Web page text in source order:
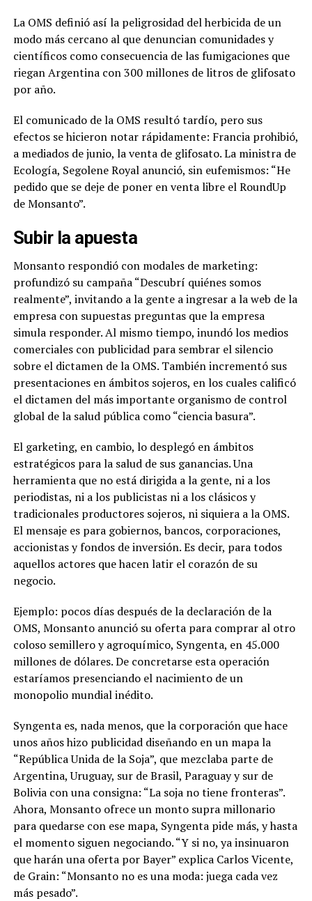
La OMS definió así la peligrosidad del herbicida de un
modo más cercano al que denuncian comunidades y
científicos como consecuencia de las fumigaciones que
riegan Argentina con 300 millones de litros de glifosato
por año.
El comunicado de la OMS resultó tardío, pero sus
efectos se hicieron notar rápidamente: Francia prohibió,
a mediados de junio, la venta de glifosato. La ministra de
Ecología, Segolene Royal anunció, sin eufemismos: “He
pedido que se deje de poner en venta libre el RoundUp
de Monsanto”.
Subir la apuesta
Monsanto respondió con modales de marketing:
profundizó su campaña “Descubrí quiénes somos
realmente”, invitando a la gente a ingresar a la web de la
empresa con supuestas preguntas que la empresa
simula responder. Al mismo tiempo, inundó los medios
comerciales con publicidad para sembrar el silencio
sobre el dictamen de la OMS. También incrementó sus
presentaciones en ámbitos sojeros, en los cuales calificó
el dictamen del más importante organismo de control
global de la salud pública como “ciencia basura”.
El garketing, en cambio, lo desplegó en ámbitos
estratégicos para la salud de sus ganancias. Una
herramienta que no está dirigida a la gente, ni a los
periodistas, ni a los publicistas ni a los clásicos y
tradicionales productores sojeros, ni siquiera a la OMS.
El mensaje es para gobiernos, bancos, corporaciones,
accionistas y fondos de inversión. Es decir, para todos
aquellos actores que hacen latir el corazón de su
negocio.
Ejemplo: pocos días después de la declaración de la
OMS, Monsanto anunció su oferta para comprar al otro
coloso semillero y agroquímico, Syngenta, en 45.000
millones de dólares. De concretarse esta operación
estaríamos presenciando el nacimiento de un
monopolio mundial inédito.
Syngenta es, nada menos, que la corporación que hace
unos años hizo publicidad diseñando en un mapa la
“República Unida de la Soja”, que mezclaba parte de
Argentina, Uruguay, sur de Brasil, Paraguay y sur de
Bolivia con una consigna: “La soja no tiene fronteras”.
Ahora, Monsanto ofrece un monto supra millonario
para quedarse con ese mapa, Syngenta pide más, y hasta
el momento siguen negociando. “Y si no, ya insinuaron
que harán una oferta por Bayer” explica Carlos Vicente,
de Grain: “Monsanto no es una moda: juega cada vez
más pesado”.